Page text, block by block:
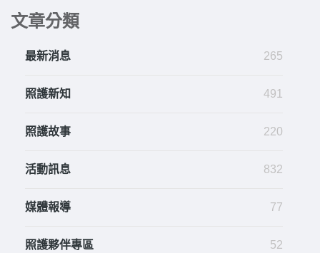
文章分類
最新消息 265
照護新知 491
照護故事 220
活動訊息 832
媒體報導 77
照護夥伴專區 52